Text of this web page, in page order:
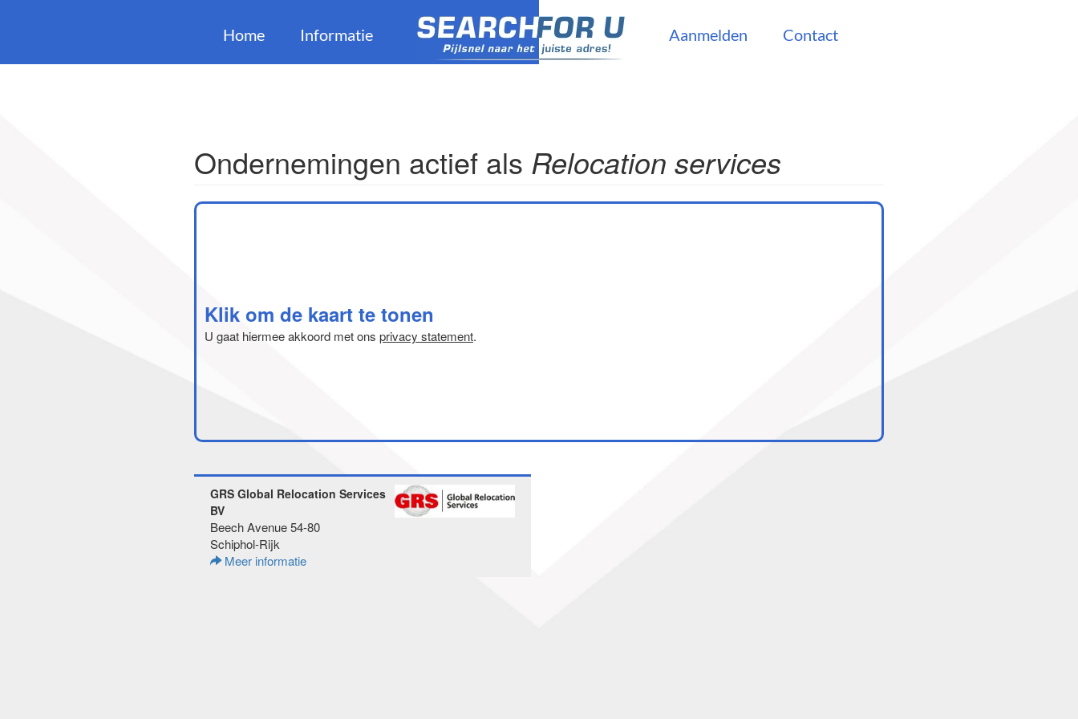
Home Informatie Aanmelden Contact
Ondernemingen actief als Relocation services
Klik om de kaart te tonen
U gaat hiermee akkoord met ons privacy statement.
GRS Global Relocation Services
BV
Beech Avenue 54-80
Schiphol-Rijk
Meer informatie